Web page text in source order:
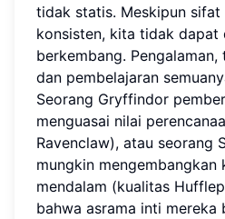
tidak statis. Meskipun
konsisten, kita tidak dapat
berkembang.
dan pembelajaran
Seorang Gryffindor
menguasai nilai
Ravenclaw), atau seorang
mungkin mengembangkan
mendalam (kualitas
bahwa asrama inti mereka